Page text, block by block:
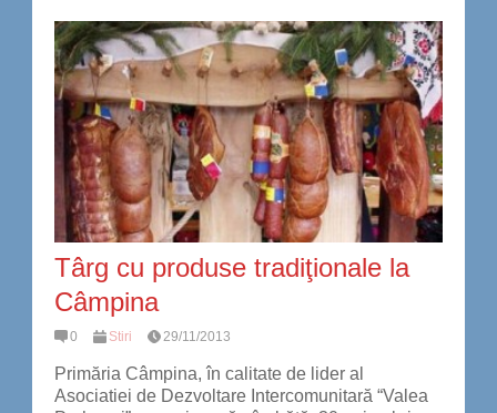
Târg cu produse tradiţionale la
Câmpina
0 Stiri 29/11/2013
Primăria Câmpina, în calitate de lider al
Asociatiei de Dezvoltare Intercomunitară “Valea